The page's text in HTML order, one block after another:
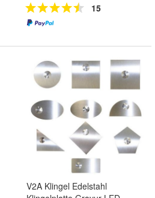
15
V2A Klingel Edelstahl